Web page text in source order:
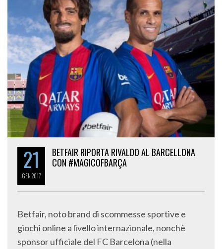
21
GEN2017
BETFAIR RIPORTA RIVALDO AL BARCELLONA
CON #MAGICOFBARÇA
Betfair, noto brand di scommesse sportive e
giochi online a livello internazionale, nonchè
sponsor ufficiale del FC Barcelona (nella